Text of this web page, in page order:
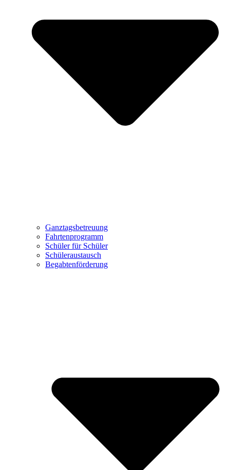
Ganztagsbetreuung
Fahrtenprogramm
Schüler für Schüler
Schüleraustausch
Begabtenförderung